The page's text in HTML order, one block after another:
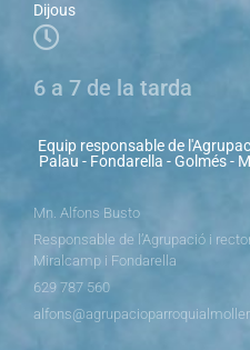
Dijous
6 a 7 de la tarda
Equip responsable de
Palau - Fondarella - Golmés -
Mn. Alfons Busto
Responsable de l’Agrupació i
Miralcamp i Fondarella
629 787 560